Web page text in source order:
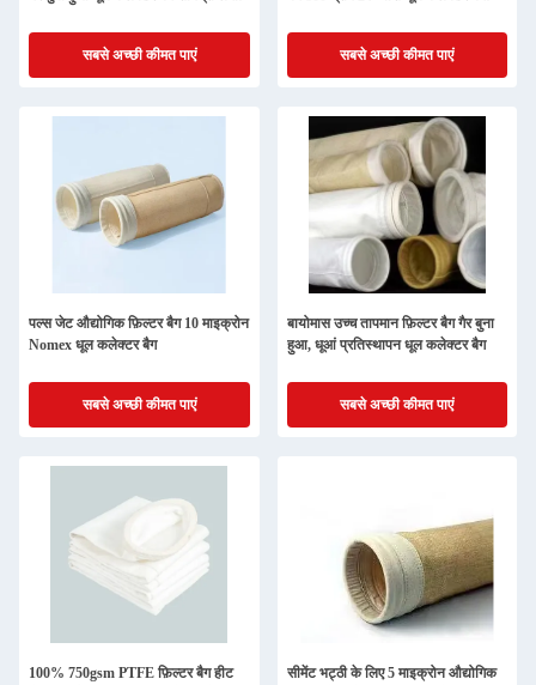
सबसे अच्छी कीमत पाएं सबसे अच्छी कीमत पाएं
पल्स जेट औद्योगिक फ़िल्टर बैग 10 माइक्रोन
Nomex धूल कलेक्टर बैग
सबसे अच्छी कीमत पाएं
बायोमास उच्च तापमान फ़िल्टर बैग गैर बुना
हुआ, धूआं प्रतिस्थापन धूल कलेक्टर बैग
सबसे अच्छी कीमत पाएं
100% 750gsm PTFE फ़िल्टर बैग हीट
सीमेंट भट्ठी के लिए 5 माइक्रोन औद्योगिक